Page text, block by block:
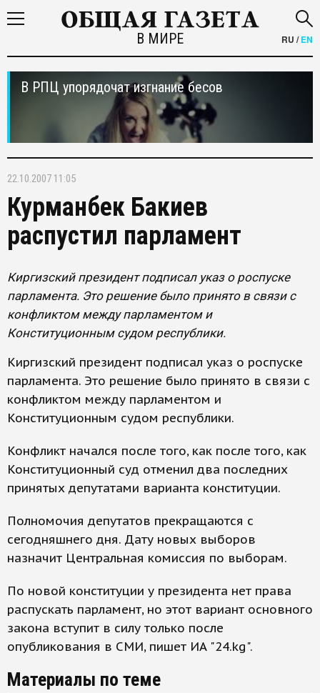
В МИРЕ RU /EN
В РПЦ упорядочат изгнание бесов
22.10.2007 11:05
Курманбек Бакиев
распустил парламент
Киргизский президент подписал указ о роспуске
парламента. Это решение было принято в связи с
конфликтом между парламентом и
Конституционным судом республики.
Киргизский президент подписал указ о роспуске
парламента. Это решение было принято в связи с
конфликтом между парламентом и
Конституционным судом республики.
Конфликт начался после того, как после того, как
Конституционный суд отменил два последних
принятых депутатами варианта конституции.
Полномочия депутатов прекращаются с
сегодняшнего дня. Дату новых выборов
назначит Центральная комиссия по выборам.
По новой конституции у президента нет права
распускать парламент, но этот вариант основного
закона вступит в силу только после
опубликования в СМИ, пишет ИА "24.kg".
Материалы по теме